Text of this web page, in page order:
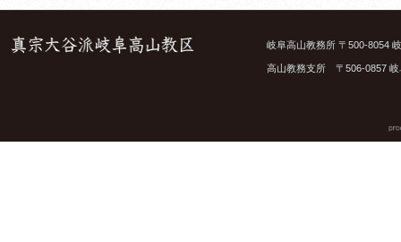
岐阜高山教務所 〒500-8054
高山教務支所 〒506-0857 岐